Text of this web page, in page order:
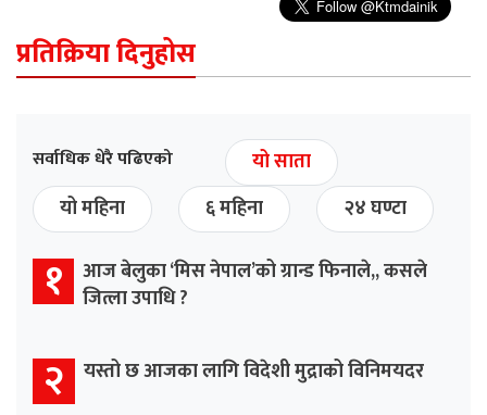
प्रतिक्रिया दिनुहोस
सर्वाधिक धेरै पढिएको
यो साता
यो महिना
६ महिना २४ घण्टा
१ आज बेलुका ‘मिस नेपाल’को ग्रान्ड फिनाले,, कसले
जित्ला उपाधि ?
२ यस्तो छ आजका लागि विदेशी मुद्राको विनिमयदर